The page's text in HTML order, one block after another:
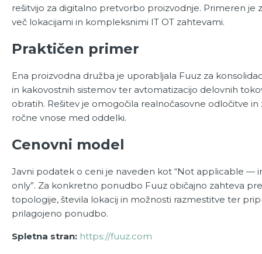
rešitvijo za digitalno pretvorbo proizvodnje. Primeren je
več lokacijami in kompleksnimi IT OT zahtevami.
Praktičen primer
Ena proizvodna družba je uporabljala Fuuz za
in kakovostnih sistemov ter avtomatizacijo delovnih
obratih. Rešitev je omogočila realnočasovne odločitve in
ročne vnose med oddelki.
Cenovni model
Javni podatek o ceni je naveden kot “Not applicable —
only”. Za konkretno ponudbo Fuuz običajno zahteva
topologije, števila lokacij in možnosti razmestitve ter
prilagojeno ponudbo.
Spletna stran: https://fuuz.com